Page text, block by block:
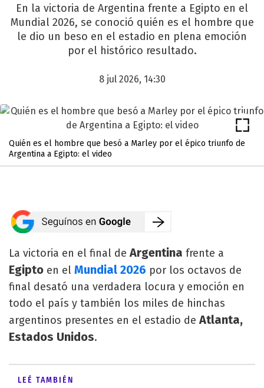
En la victoria de Argentina frente a Egipto en el
Mundial 2026, se conoció quién es el hombre que
le dio un beso en el estadio en plena emoción
por el histórico resultado.
8 jul 2026, 14:30
Quién es el hombre que besó a Marley por el épico triunfo de
Argentina a Egipto: el video
La victoria en el final deArgentina frente a
Egipto en el Mundial 2026 por los octavos de
final desató una verdadera locura y emoción en
todo el país y también los miles de hinchas
argentinos presentes en el estadio deAtlanta,
Estados Unidos.
LEÉ TAMBIÉN